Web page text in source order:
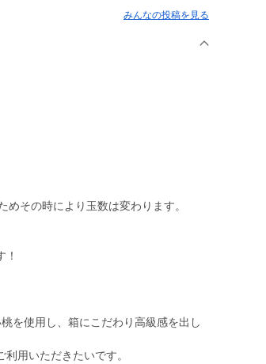
みんなの投稿を見る
めその時により玉数は変わります。
を使用し、箱にこだわり高級感を出し
用いただきたいです。